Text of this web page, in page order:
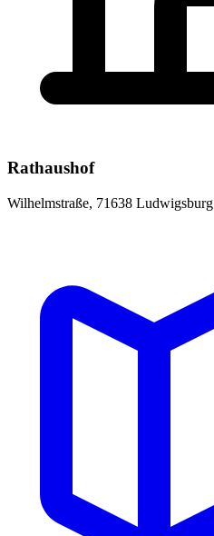
Rathaushof
Wilhelmstraße, 71638 Ludwigsburg